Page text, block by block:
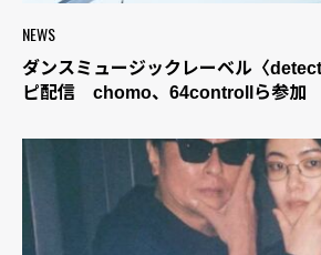
NEWS
ダンスミュージックレーベル〈
ピ配信 chomo、64controllら参加